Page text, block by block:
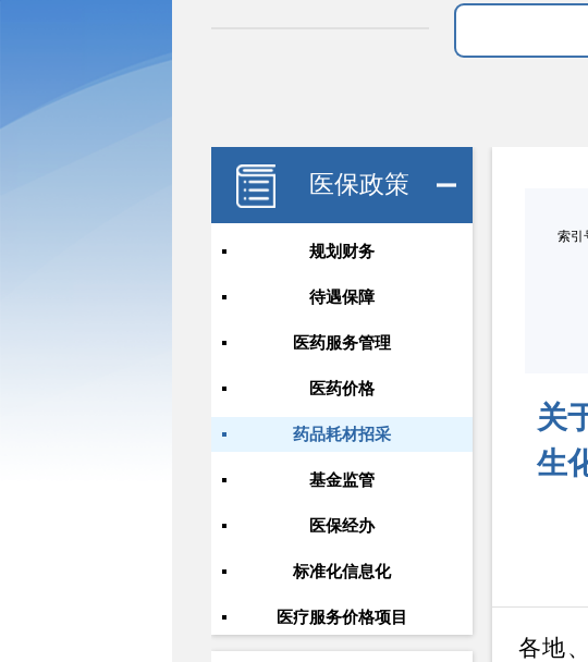
医保政策
规划财务
待遇保障
医药服务管理
医药价格
药品耗材招采
基金监管
医保经办
标准化信息化
医疗服务价格项目
索引
关
生
各地、